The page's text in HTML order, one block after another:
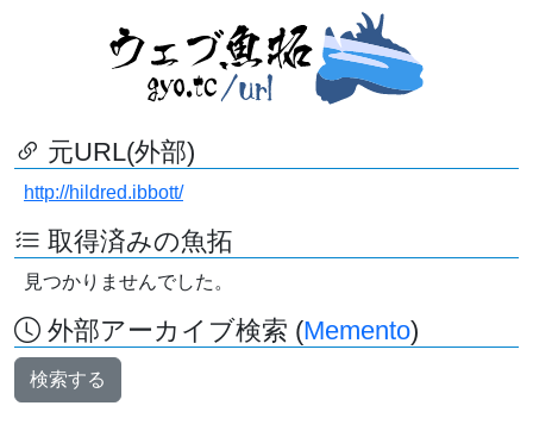
元URL(外部)
http://hildred.ibbott/
取得済みの魚拓
見つかりませんでした。
外部アーカイブ検索 (Memento)
検索する